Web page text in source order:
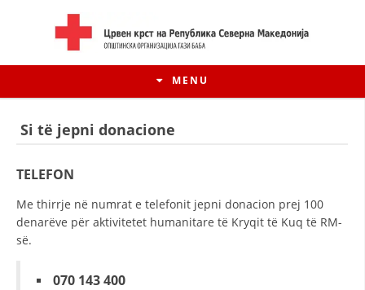
MENU
Si të jepni donacione
TELEFON
Me thirrje në numrat e telefonit jepni donacion prej 100
denarëve për aktivitetet humanitare të Kryqit të Kuq të RM-
së.
070 143 400